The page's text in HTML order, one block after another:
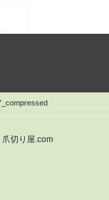
爪切り屋.com